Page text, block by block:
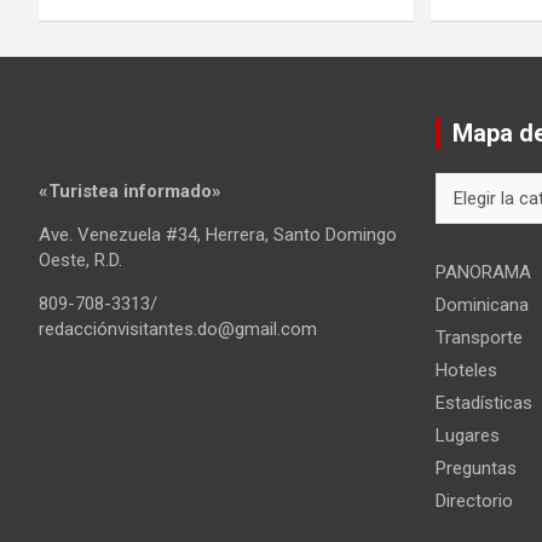
«Turistea informado»
Ave. Venezuela #34, Herrera, Santo Domingo
Oeste, R.D.
809-708-3313/
redacciónvisitantes.do@gmail.com
Mapa
del
PANORAMA
Dominicana
Transporte
Hoteles
Estadísticas
Lugares
Preguntas
Directorio